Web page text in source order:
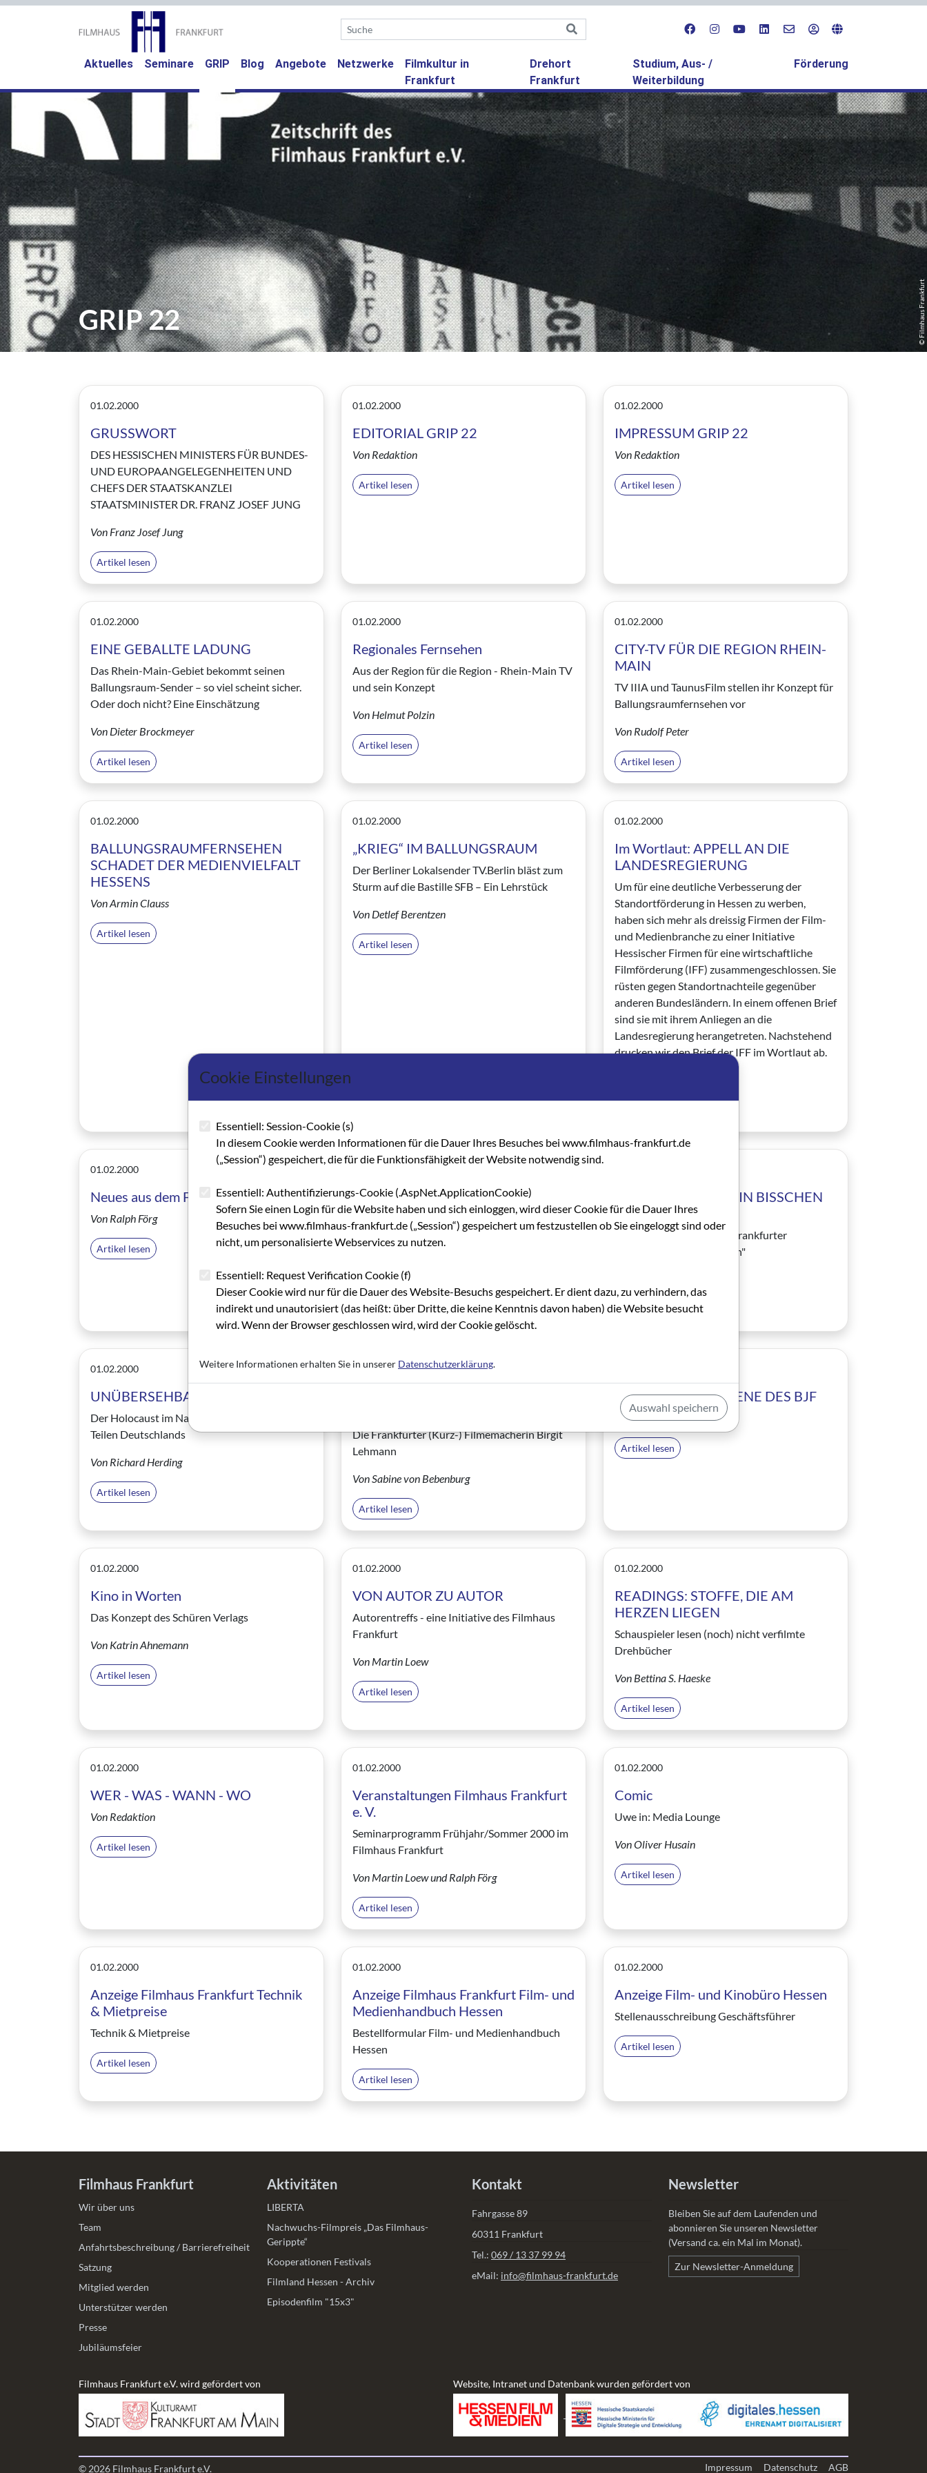
Aktuelles Seminare GRIP (current)
Blog Angebote Netzwerke
Filmkultur in
Frankfurt
Drehort
Frankfurt
Studium, Aus- /
Weiterbildung
Förderung
© Filmhaus Frankfurt
GRIP 22
01.02.2000
GRUSSWORT
DES HESSISCHEN MINISTERS FÜR BUNDES-
UND EUROPAANGELEGENHEITEN UND
CHEFS DER STAATSKANZLEI
STAATSMINISTER DR. FRANZ JOSEF JUNG
Von Franz Josef Jung
Artikel lesen
01.02.2000
EDITORIAL GRIP 22
Von Redaktion
Artikel lesen
01.02.2000
IMPRESSUM GRIP 22
Von Redaktion
Artikel lesen
01.02.2000
EINE GEBALLTE LADUNG
Das Rhein-Main-Gebiet bekommt seinen
Ballungsraum-Sender – so viel scheint sicher.
Oder doch nicht? Eine Einschätzung
Von Dieter Brockmeyer
Artikel lesen
01.02.2000
Regionales Fernsehen
Aus der Region für die Region - Rhein-Main TV
und sein Konzept
Von Helmut Polzin
Artikel lesen
01.02.2000
CITY-TV FÜR DIE REGION RHEIN-
MAIN
TV IIIA und TaunusFilm stellen ihr Konzept für
Ballungsraumfernsehen vor
Von Rudolf Peter
Artikel lesen
01.02.2000
BALLUNGSRAUMFERNSEHEN
SCHADET DER MEDIENVIELFALT
HESSENS
Von Armin Clauss
Artikel lesen
01.02.2000
„KRIEG“ IM BALLUNGSRAUM
Der Berliner Lokalsender TV.Berlin bläst zum
Sturm auf die Bastille SFB – Ein Lehrstück
Von Detlef Berentzen
Artikel lesen
01.02.2000
Im Wortlaut: APPELL AN DIE
LANDESREGIERUNG
Um für eine deutliche Verbesserung der
Standortförderung in Hessen zu werben,
haben sich mehr als dreissig Firmen der Film-
und Medienbranche zu einer Initiative
Hessischer Firmen für eine wirtschaftliche
Filmförderung (IFF) zusammengeschlossen. Sie
rüsten gegen Standortnachteile gegenüber
anderen Bundesländern. In einem offenen Brief
sind sie mit ihrem Anliegen an die
Landesregierung herangetreten. Nachstehend
drucken wir den Brief der IFF im Wortlaut ab.
01.02.2000
Neues aus dem Filmhaus
Von Ralph Förg
Artikel lesen
VIELFALT STATT VERÖDUNG
Filmbüro Hessen zum Film- und Kinobüro
Artikel lesen
15 JAHRE - UND KEIN BISSCHEN
REICHER
15jähriges Bestehen des Frankfurter
Programmkinos "Mal seh'n"
Artikel lesen
01.02.2000
UNÜBERSEHBARE ABWESENHEIT:
Der Holocaust im Nachkriegsfilm in beiden
Teilen Deutschlands
Von Richard Herding
Artikel lesen
01.02.2000
Die Frankfurter (Kurz-) Filmemacherin Birgit
Lehmann
Von Sabine von Bebenburg
Artikel lesen
DIE JUNGE FILMSZENE DES BJF
Von Bernd Güntzel-Lingner
Artikel lesen
01.02.2000
Kino in Worten
Das Konzept des Schüren Verlags
Von Katrin Ahnemann
Artikel lesen
01.02.2000
VON AUTOR ZU AUTOR
Autorentreffs - eine Initiative des Filmhaus
Frankfurt
Von Martin Loew
Artikel lesen
01.02.2000
READINGS: STOFFE, DIE AM
HERZEN LIEGEN
Schauspieler lesen (noch) nicht verfilmte
Drehbücher
Von Bettina S. Haeske
Artikel lesen
01.02.2000
WER - WAS - WANN - WO
Von Redaktion
Artikel lesen
01.02.2000
Veranstaltungen Filmhaus Frankfurt
e. V.
Seminarprogramm Frühjahr/Sommer 2000 im
Filmhaus Frankfurt
Von Martin Loew und Ralph Förg
Artikel lesen
01.02.2000
Comic
Uwe in: Media Lounge
Von Oliver Husain
Artikel lesen
01.02.2000
Anzeige Filmhaus Frankfurt Technik
& Mietpreise
Technik & Mietpreise
Artikel lesen
01.02.2000
Anzeige Filmhaus Frankfurt Film- und
Medienhandbuch Hessen
Bestellformular Film- und Medienhandbuch
Hessen
Artikel lesen
01.02.2000
Anzeige Film- und Kinobüro Hessen
Stellenausschreibung Geschäftsführer
Artikel lesen
Filmhaus Frankfurt
Wir über uns
Team
Anfahrtsbeschreibung / Barrierefreiheit
Satzung
Mitglied werden
Unterstützer werden
Presse
Jubiläumsfeier
Aktivitäten
LIBERTA
Nachwuchs-Filmpreis „Das Filmhaus-
Gerippte“
Kooperationen Festivals
Filmland Hessen - Archiv
Episodenfilm "15x3"
Kontakt
Fahrgasse 89
60311 Frankfurt
Tel.: 069 / 13 37 99 94
eMail: info@filmhaus-frankfurt.de
Newsletter
Bleiben Sie auf dem Laufenden und
abonnieren Sie unseren Newsletter
(Versand ca. ein Mal im Monat).
Zur Newsletter-Anmeldung
Filmhaus Frankfurt e.V. wird gefördert von Website, Intranet und Datenbank wurden gefördert von
© 2026 Filmhaus Frankfurt e.V. Impressum Datenschutz AGB
Cookie Einstellungen
Essentiell: Session-Cookie (s)
In diesem Cookie werden Informationen für die Dauer Ihres Besuches bei www.filmhaus-frankfurt.de
(„Session“) gespeichert, die für die Funktionsfähigkeit der Website notwendig sind.
Essentiell: Authentifizierungs-Cookie (.AspNet.ApplicationCookie)
Sofern Sie einen Login für die Website haben und sich einloggen, wird dieser Cookie für die Dauer Ihres
Besuches bei www.filmhaus-frankfurt.de („Session“) gespeichert um festzustellen ob Sie eingeloggt sind oder
nicht, um personalisierte Webservices zu nutzen.
Essentiell: Request Verification Cookie (f)
Dieser Cookie wird nur für die Dauer des Website-Besuchs gespeichert. Er dient dazu, zu verhindern, das
indirekt und unautorisiert (das heißt: über Dritte, die keine Kenntnis davon haben) die Website besucht
wird. Wenn der Browser geschlossen wird, wird der Cookie gelöscht.
Weitere Informationen erhalten Sie in unserer Datenschutzerklärung.
Auswahl speichern